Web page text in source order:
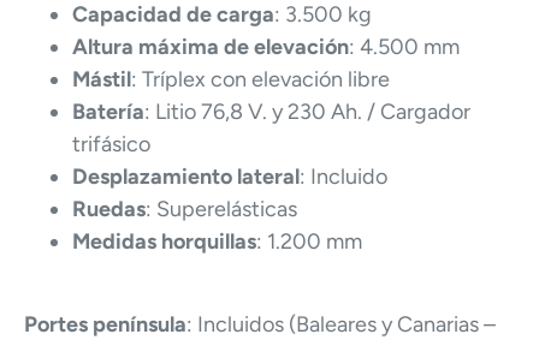
Capacidad de carga: 3.500 kg
Altura máxima de elevación: 4.500 mm
Mástil: Tríplex con elevación libre
Batería: Litio 76,8 V. y 230 Ah. / Cargador
trifásico
Desplazamiento lateral: Incluido
Ruedas: Superelásticas
Medidas horquillas: 1.200 mm
Portes península: Incluidos (Baleares y Canarias –